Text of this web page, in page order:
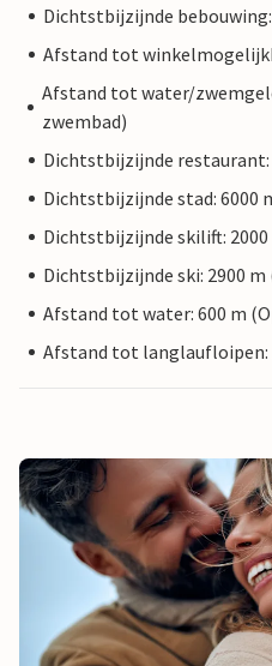
Dichtstbijzijnde
Afstand tot
Afstand tot water/
zwembad)
Dichtstbijzijnde restaurant:
Dichtstbijzijnde stad: 6000
Dichtstbijzijnde skilift: 2000
Dichtstbijzijnde ski: 2900 m
Afstand tot water: 600 m
Afstand tot langlaufloipen: